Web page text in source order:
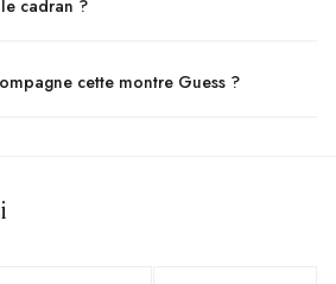
cadran ?
cette montre Guess ?